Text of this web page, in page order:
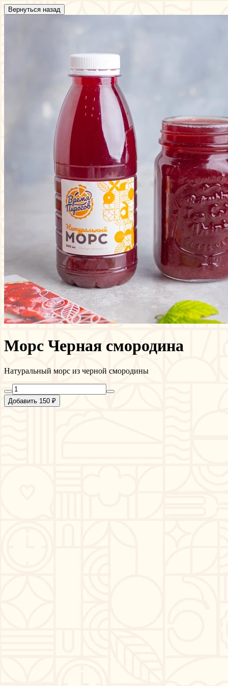
Вернуться назад
Морс Черная смородина
Натуральный морс из черной смородины
Добавить 150 ₽